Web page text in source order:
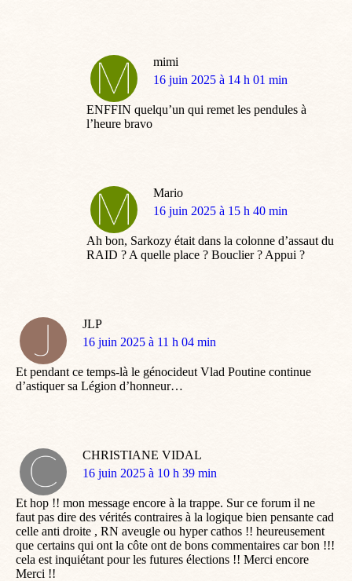
mimi
dit
16 juin 2025 à 14 h 01 min
ENFFIN quelqu’un qui remet les pendules à
l’heure bravo
Mario
dit
16 juin 2025 à 15 h 40 min
Ah bon, Sarkozy était dans la colonne d’assaut du
RAID ? A quelle place ? Bouclier ? Appui ?
JLP
dit
16 juin 2025 à 11 h 04 min
Et pendant ce temps-là le génocideut Vlad Poutine continue
d’astiquer sa Légion d’honneur…
CHRISTIANE VIDAL
dit
16 juin 2025 à 10 h 39 min
Et hop !! mon message encore à la trappe. Sur ce forum il ne
faut pas dire des vérités contraires à la logique bien pensante cad
celle anti droite , RN aveugle ou hyper cathos !! heureusement
que certains qui ont la côte ont de bons commentaires car bon !!!
cela est inquiétant pour les futures élections !! Merci encore
Merci !!